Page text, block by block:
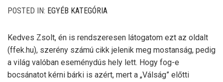
POSTED IN: EGYÉB KATEGÓRIA
Kedves Zsolt, én is rendszeresen látogatom ezt az oldalt
(ffek.hu), szerény számú cikk jelenik meg mostanság, pedig
a világ valóban eseménydús hely lett. Hogy fog-e
bocsánatot kérni bárki is azért, mert a „Válság” előtti